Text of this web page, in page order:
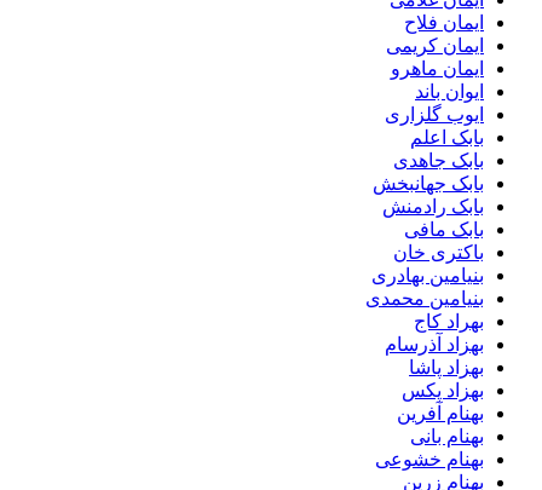
ایمان فلاح
ایمان کریمی
ایمان ماهرو
ایوان باند
ایوب گلزاری
بابک اعلم
بابک جاهدی
بابک جهانبخش
بابک رادمنش
بابک مافی
باکتری خان
بنیامین بهادری
بنیامین محمدی
بهراد کاج
بهزاد آذرسام
بهزاد پاشا
بهزاد پکس
بهنام آفرین
بهنام بانی
بهنام خشوعی
بهنام زرین